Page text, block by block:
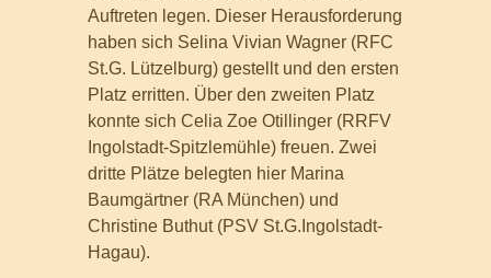
Auftreten legen. Dieser Herausforderung
haben sich Selina Vivian Wagner (RFC
St.G. Lützelburg) gestellt und den ersten
Platz erritten. Über den zweiten Platz
konnte sich Celia Zoe Otillinger (RRFV
Ingolstadt-Spitzlemühle) freuen. Zwei
dritte Plätze belegten hier Marina
Baumgärtner (RA München) und
Christine Buthut (PSV St.G.Ingolstadt-
Hagau).